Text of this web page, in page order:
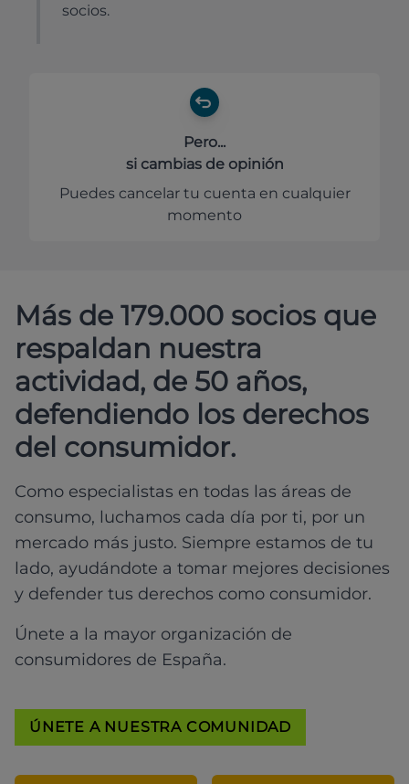
socios.
Pero...
si cambias de opinión
Puedes cancelar tu cuenta en cualquier
momento
Más de 179.000 socios que
respaldan nuestra
actividad, de 50 años,
defendiendo los derechos
del consumidor.
Como especialistas en todas las áreas de
consumo, luchamos cada día por ti, por un
mercado más justo. Siempre estamos de tu
lado, ayudándote a tomar mejores decisiones
y defender tus derechos como consumidor.
Únete a la mayor organización de
consumidores de España.
ÚNETE A NUESTRA COMUNIDAD